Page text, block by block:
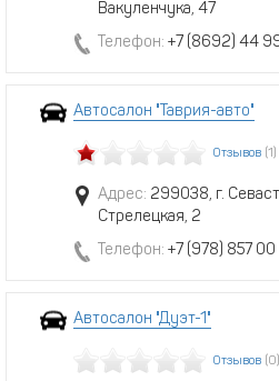
Вакуленчука, 47
Телефон: +7 (8692) 44
Автосалон "Таврия-авто"
Отзывов (1)
Адрес: 299038, г.
Стрелецкая, 2
Телефон: +7 (978) 857
Автосалон "Дуэт-1"
Отзывов (0)